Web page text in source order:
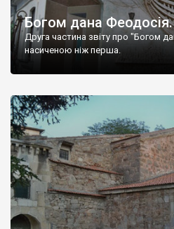
Богом дана
Друга частина звіту про "Богом
насиченою ніж перша.